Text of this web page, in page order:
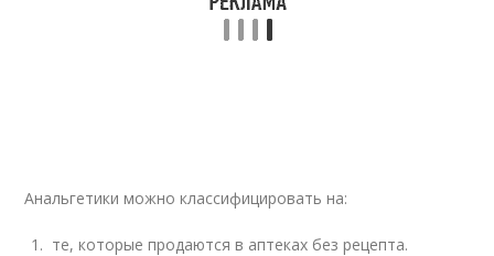
Анальгетики можно классифицировать на:
те, которые продаются в аптеках без рецепта.